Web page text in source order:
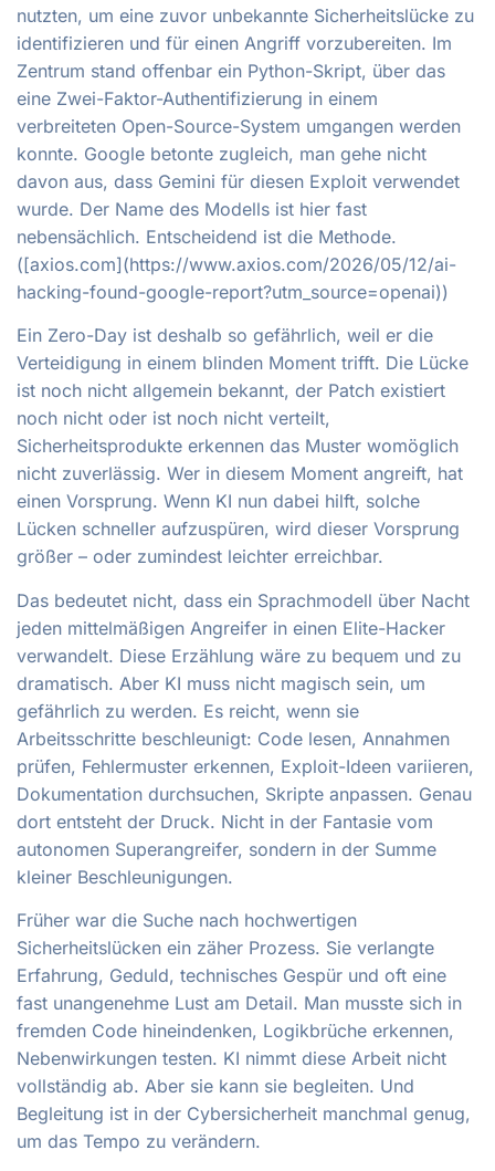
nutzten, um eine zuvor unbekannte Sicherheitslücke zu
identifizieren und für einen Angriff vorzubereiten. Im
Zentrum stand offenbar ein Python-Skript, über das
eine Zwei-Faktor-Authentifizierung in einem
verbreiteten Open-Source-System umgangen werden
konnte. Google betonte zugleich, man gehe nicht
davon aus, dass Gemini für diesen Exploit verwendet
wurde. Der Name des Modells ist hier fast
nebensächlich. Entscheidend ist die Methode.
([axios.com](https://www.axios.com/2026/05/12/ai-
hacking-found-google-report?utm_source=openai))
Ein Zero-Day ist deshalb so gefährlich, weil er die
Verteidigung in einem blinden Moment trifft. Die Lücke
ist noch nicht allgemein bekannt, der Patch existiert
noch nicht oder ist noch nicht verteilt,
Sicherheitsprodukte erkennen das Muster womöglich
nicht zuverlässig. Wer in diesem Moment angreift, hat
einen Vorsprung. Wenn KI nun dabei hilft, solche
Lücken schneller aufzuspüren, wird dieser Vorsprung
größer – oder zumindest leichter erreichbar.
Das bedeutet nicht, dass ein Sprachmodell über Nacht
jeden mittelmäßigen Angreifer in einen Elite-Hacker
verwandelt. Diese Erzählung wäre zu bequem und zu
dramatisch. Aber KI muss nicht magisch sein, um
gefährlich zu werden. Es reicht, wenn sie
Arbeitsschritte beschleunigt: Code lesen, Annahmen
prüfen, Fehlermuster erkennen, Exploit-Ideen variieren,
Dokumentation durchsuchen, Skripte anpassen. Genau
dort entsteht der Druck. Nicht in der Fantasie vom
autonomen Superangreifer, sondern in der Summe
kleiner Beschleunigungen.
Früher war die Suche nach hochwertigen
Sicherheitslücken ein zäher Prozess. Sie verlangte
Erfahrung, Geduld, technisches Gespür und oft eine
fast unangenehme Lust am Detail. Man musste sich in
fremden Code hineindenken, Logikbrüche erkennen,
Nebenwirkungen testen. KI nimmt diese Arbeit nicht
vollständig ab. Aber sie kann sie begleiten. Und
Begleitung ist in der Cybersicherheit manchmal genug,
um das Tempo zu verändern.